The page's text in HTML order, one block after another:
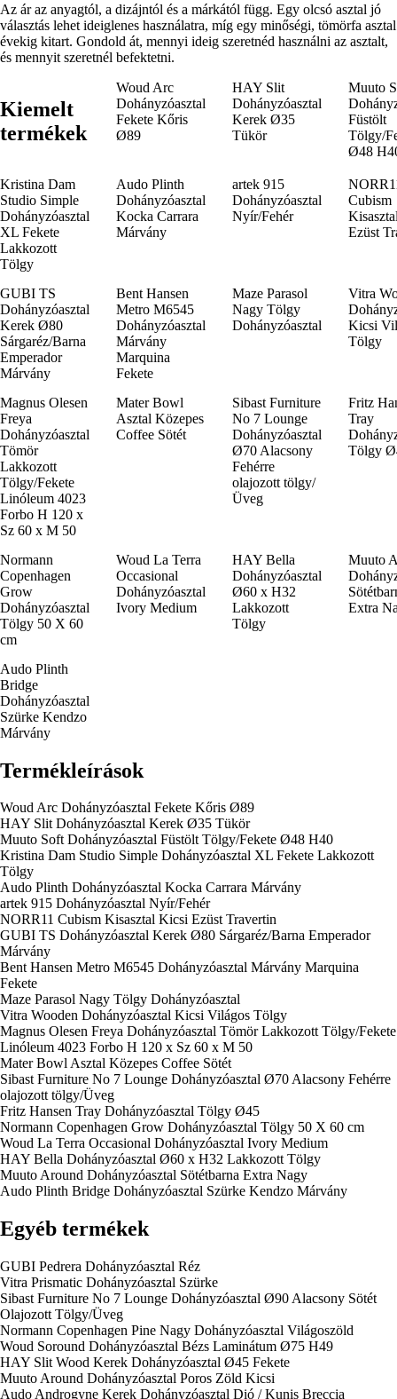
Az ár az anyagtól, a dizájntól és a márkától függ. Egy olcsó asztal jó
választás lehet ideiglenes használatra, míg egy minőségi, tömörfa asztal
évekig kitart. Gondold át, mennyi ideig szeretnéd használni az asztalt,
és mennyit szeretnél befektetni.
Kiemelt
termékek
Woud Arc
Dohányzóasztal
Fekete Kőris
Ø89
HAY Slit
Dohányzóasztal
Kerek Ø35
Tükör
Muuto
Füstölt
Tölgy/
Ø48
Kristina Dam
Studio Simple
Dohányzóasztal
XL Fekete
Lakkozott
Tölgy
Audo Plinth
Dohányzóasztal
Kocka Carrara
Márvány
artek 915
Dohányzóasztal
Nyír/Fehér
Cubism
Ezüst
GUBI TS
Dohányzóasztal
Kerek Ø80
Sárgaréz/Barna
Emperador
Márvány
Bent Hansen
Metro M6545
Dohányzóasztal
Márvány
Marquina
Fekete
Maze Parasol
Nagy Tölgy
Dohányzóasztal
Vitra
Kicsi
Tölgy
Magnus Olesen
Freya
Dohányzóasztal
Tömör
Lakkozott
Tölgy/Fekete
Linóleum 4023
Forbo H 120 x
Sz 60 x M 50
Mater Bowl
Asztal Közepes
Coffee Sötét
Sibast Furniture
No 7 Lounge
Dohányzóasztal
Ø70 Alacsony
Fehérre
olajozott tölgy/
Üveg
Fritz
Tray
Tölgy
Normann
Copenhagen
Grow
Dohányzóasztal
Tölgy 50 X 60
cm
Woud La Terra
Occasional
Dohányzóasztal
Ivory Medium
HAY Bella
Dohányzóasztal
Ø60 x H32
Lakkozott
Tölgy
Muuto
Extra
Audo Plinth
Bridge
Dohányzóasztal
Szürke Kendzo
Márvány
Termékleírások
Woud Arc Dohányzóasztal Fekete Kőris Ø89
HAY Slit Dohányzóasztal Kerek Ø35 Tükör
Muuto Soft Dohányzóasztal Füstölt Tölgy/Fekete Ø48 H40
Kristina Dam Studio Simple Dohányzóasztal XL Fekete Lakkozott
Tölgy
Audo Plinth Dohányzóasztal Kocka Carrara Márvány
artek 915 Dohányzóasztal Nyír/Fehér
NORR11 Cubism Kisasztal Kicsi Ezüst Travertin
GUBI TS Dohányzóasztal Kerek Ø80 Sárgaréz/Barna Emperador
Márvány
Bent Hansen Metro M6545 Dohányzóasztal Márvány Marquina
Fekete
Maze Parasol Nagy Tölgy Dohányzóasztal
Vitra Wooden Dohányzóasztal Kicsi Világos Tölgy
Magnus Olesen Freya Dohányzóasztal Tömör Lakkozott Tölgy/Fekete
Linóleum 4023 Forbo H 120 x Sz 60 x M 50
Mater Bowl Asztal Közepes Coffee Sötét
Sibast Furniture No 7 Lounge Dohányzóasztal Ø70 Alacsony Fehérre
olajozott tölgy/Üveg
Fritz Hansen Tray Dohányzóasztal Tölgy Ø45
Normann Copenhagen Grow Dohányzóasztal Tölgy 50 X 60 cm
Woud La Terra Occasional Dohányzóasztal Ivory Medium
HAY Bella Dohányzóasztal Ø60 x H32 Lakkozott Tölgy
Muuto Around Dohányzóasztal Sötétbarna Extra Nagy
Audo Plinth Bridge Dohányzóasztal Szürke Kendzo Márvány
Egyéb termékek
GUBI Pedrera Dohányzóasztal Réz
Vitra Prismatic Dohányzóasztal Szürke
Sibast Furniture No 7 Lounge Dohányzóasztal Ø90 Alacsony Sötét
Olajozott Tölgy/Üveg
Normann Copenhagen Pine Nagy Dohányzóasztal Világoszöld
Woud Soround Dohányzóasztal Bézs Laminátum Ø75 H49
HAY Slit Wood Kerek Dohányzóasztal Ø45 Fekete
Muuto Around Dohányzóasztal Poros Zöld Kicsi
Audo Androgyne Kerek Dohányzóasztal Dió / Kunis Breccia